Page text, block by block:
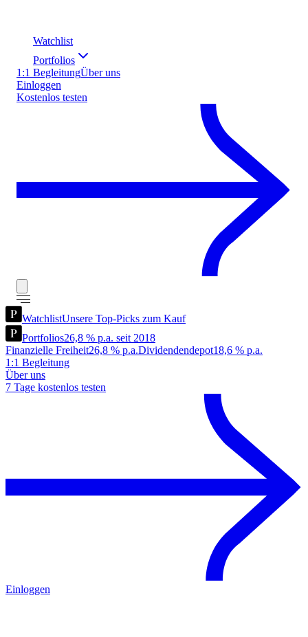
Watchlist
Portfolios
1:1 BegleitungÜber uns
Einloggen
Kostenlos testen
WatchlistUnsere Top-Picks zum Kauf
Portfolios26,8 % p.a. seit 2018
Finanzielle Freiheit26,8 % p.a.Dividendendepot18,6 % p.a.
1:1 Begleitung
Über uns
7 Tage kostenlos testen
Einloggen